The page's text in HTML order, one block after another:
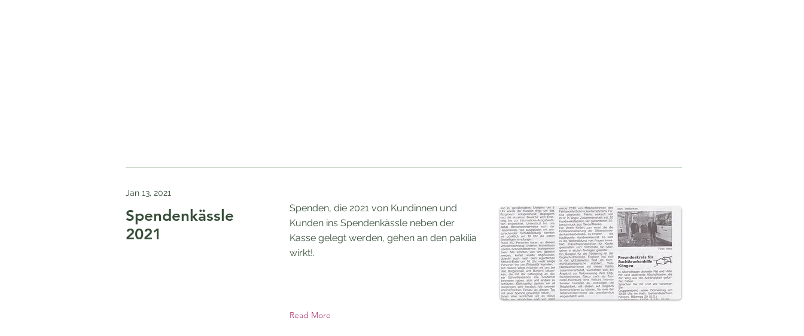
Jan 13, 2021
Spendenkässle
2021
Spenden, die 2021 von Kundinnen und
Kunden ins Spendenkässle neben der
Kasse gelegt werden, gehen an den pakilia
wirkt!.
Read More